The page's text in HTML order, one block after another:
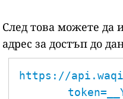
След това можете да
адрес за достъп до
https://